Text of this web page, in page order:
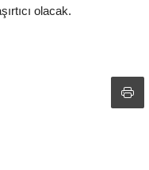
olacak.